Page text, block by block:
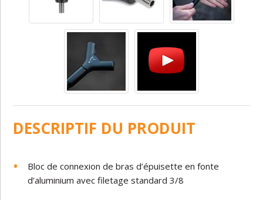
DESCRIPTIF DU PRODUIT
Bloc de connexion de bras d’épuisette en fonte
d’aluminium avec filetage standard 3/8